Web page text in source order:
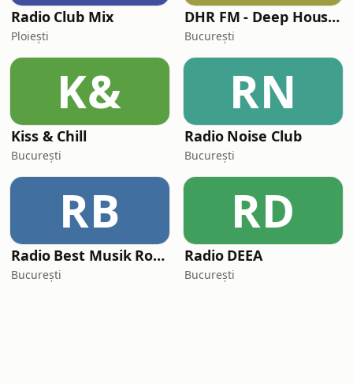
Radio Club Mix
Ploiești
DHR FM - Deep House Radio (www.dhr.fm)
București
K&
Kiss & Chill
București
RN
Radio Noise Club
București
RB
Radio Best Musik Romania
București
RD
Radio DEEA
București